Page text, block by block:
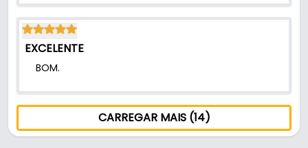
EXCELENTE
BOM.
CARREGAR MAIS (14)